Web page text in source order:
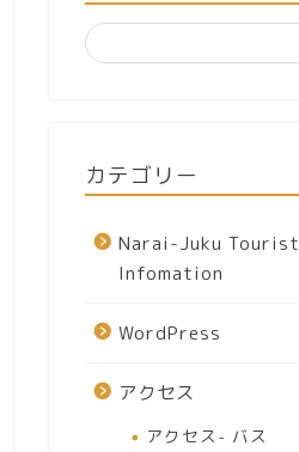
カテゴリー
Narai-Juku Tourist
Infomation
WordPress
アクセス
アクセス- バス